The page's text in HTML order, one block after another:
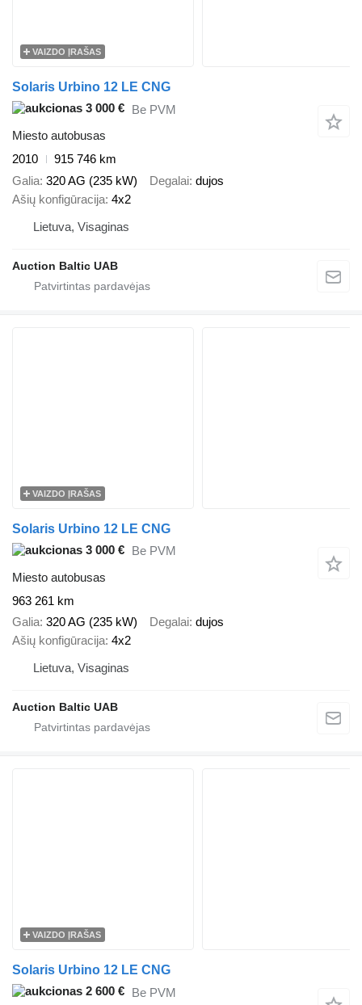
VAIZDO ĮRAŠAS
Solaris Urbino 12 LE CNG
3 000 € Be PVM
Miesto autobusas
2010
915 746 km
Galia 320 AG (235 kW) Degalai dujos
Ašių konfigūracija 4x2
Lietuva, Visaginas
Auction Baltic UAB
VAIZDO ĮRAŠAS
Solaris Urbino 12 LE CNG
3 000 €
Be PVM
Miesto autobusas
963 261 km
Galia 320 AG (235 kW) Degalai dujos
Ašių konfigūracija 4x2
Lietuva, Visaginas
Auction Baltic UAB
VAIZDO ĮRAŠAS
Solaris Urbino 12 LE CNG
2 600 € Be PVM